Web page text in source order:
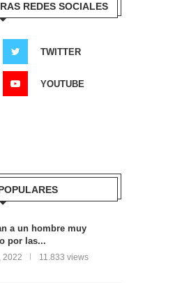
REDES SOCIALES
TWITTER
YOUTUBE
a un hombre muy
por las...
2022 11.833 views